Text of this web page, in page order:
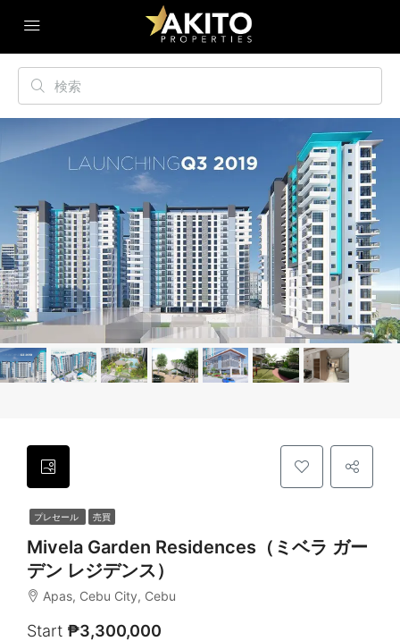
プレセール 売買
Mivela Garden Residences（ミベラ ガー
デン レジデンス）
Apas, Cebu City, Cebu
Start ₱3,300,000